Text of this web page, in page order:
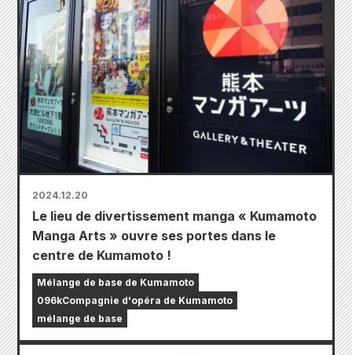
2024.12.20
Le lieu de divertissement manga « Kumamoto
Manga Arts » ouvre ses portes dans le
centre de Kumamoto !
Mélange de base de Kumamoto
096kCompagnie d'opéra de Kumamoto
mélange de base